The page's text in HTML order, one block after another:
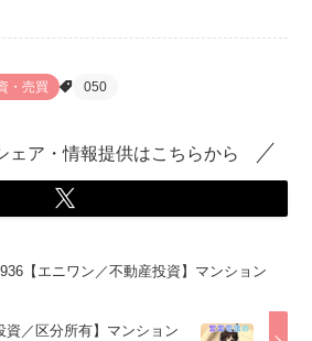
・売買 050
ェア・情報提供はこちらから
【エニワン／不動産投資】マンション
資／区分所有】マンション